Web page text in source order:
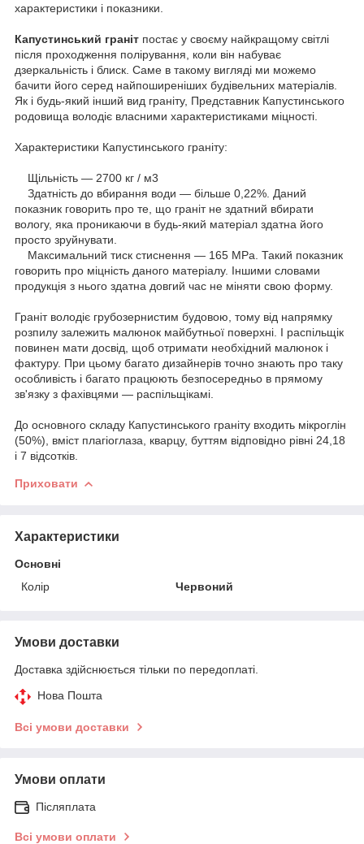
характеристики і показники.
Капустинський граніт постає у своєму найкращому світлі
після проходження полірування, коли він набуває
дзеркальність і блиск. Саме в такому вигляді ми можемо
бачити його серед найпоширеніших будівельних матеріалів.
Як і будь-який інший вид граніту, Представник Капустинського
родовища володіє власними характеристиками міцності.
Характеристики Капустинського граніту:
Щільність ― 2700 кг / м3
Здатність до вбирання води ― більше 0,22%. Даний
показник говорить про те, що граніт не здатний вбирати
вологу, яка проникаючи в будь-який матеріал здатна його
просто зруйнувати.
Максимальний тиск стиснення ― 165 MPa. Такий показник
говорить про міцність даного матеріалу. Іншими словами
продукція з нього здатна довгий час не міняти свою форму.
Граніт володіє грубозернистим будовою, тому від напрямку
розпилу залежить малюнок майбутньої поверхні. І распільщік
повинен мати досвід, щоб отримати необхідний малюнок і
фактуру. При цьому багато дизайнерів точно знають про таку
особливість і багато працюють безпосередньо в прямому
зв'язку з фахівцями ― распільщікамі.
До основного складу Капустинського граніту входить мікроглін
(50%), вміст плагіоглаза, кварцу, буттям відповідно рівні 24,18
і 7 відсотків.
Приховати
Характеристики
Основні
Колір
Червоний
Умови доставки
Доставка здійснюється тільки по передоплаті.
Нова Пошта
Всі умови доставки
Умови оплати
Післяплата
Всі умови оплати